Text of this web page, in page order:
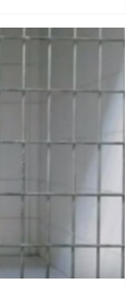
dziecka.
Z tego
się,
zakup czy
zastanowienia
takie jak ten.
na
się, że
się